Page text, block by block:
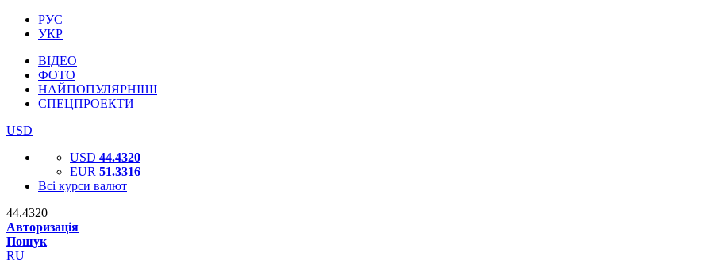
РУС
УКР
ВІДЕО
ФОТО
НАЙПОПУЛЯРНІШІ
СПЕЦПРОЕКТИ
USD
USD 44.4320
EUR 51.3316
Всі курси валют
44.4320
Авторизація
Пошук
RU